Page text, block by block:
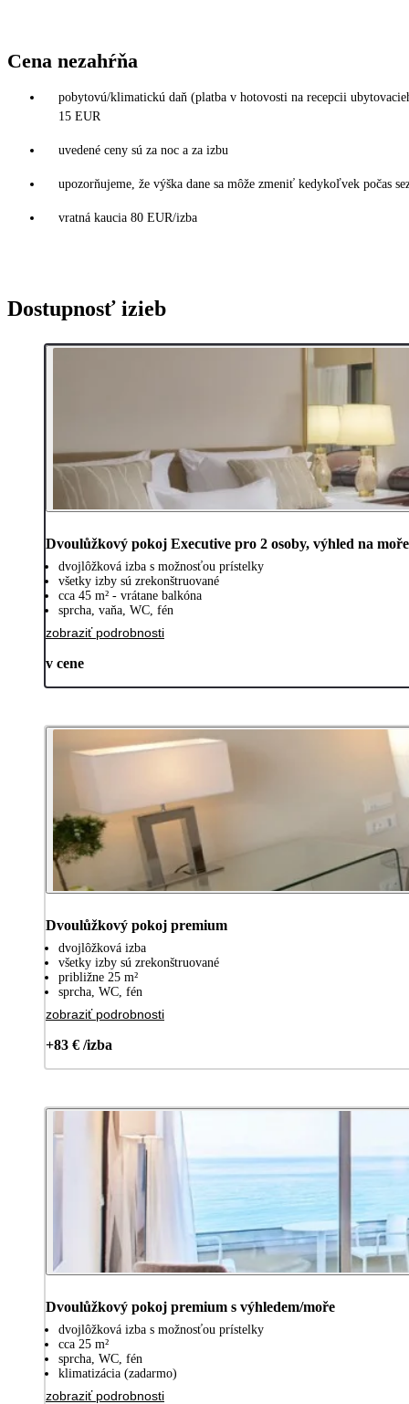
Cena nezahŕňa
pobytovú/klimatickú daň (platba v hotovosti na recepcii
15 EUR
uvedené ceny sú za noc a za izbu
upozorňujeme, že výška dane sa môže zmeniť kedykoľvek počas
vratná kaucia 80 EUR/izba
Dostupnosť izieb
Dvoulůžkový pokoj Executive pro 2 osoby, výhled na moře
dvojlôžková izba s možnosťou prístelky
všetky izby sú zrekonštruované
cca 45 m² - vrátane balkóna
sprcha, vaňa, WC, fén
zobraziť podrobnosti
v cene
Dvoulůžkový pokoj premium
dvojlôžková izba
všetky izby sú zrekonštruované
približne 25 m²
sprcha, WC, fén
zobraziť podrobnosti
+83 € /izba
Dvoulůžkový pokoj premium s výhledem/moře
dvojlôžková izba s možnosťou prístelky
cca 25 m²
sprcha, WC, fén
klimatizácia (zadarmo)
zobraziť podrobnosti